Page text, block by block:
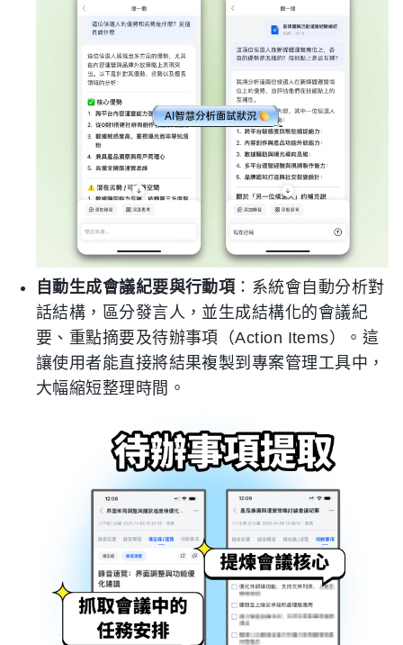
自動生成會議紀要與行動項 ：系統會自動分析對
話結構，區分發言人，並生成結構化的會議紀
要、重點摘要及待辦事項（Action Items）。這
讓使用者能直接將結果複製到專案管理工具中，
大幅縮短整理時間。